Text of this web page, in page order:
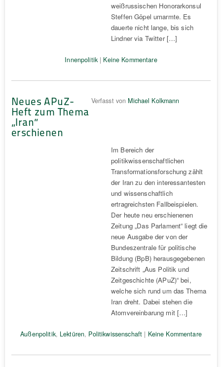
weißrussischen Honorarkonsul
Steffen Göpel umarmte. Es
dauerte nicht lange, bis sich
Lindner via Twitter […]
Innenpolitik| Keine Kommentare
Neues APuZ-
Heft zum Thema
„Iran“
erschienen
Verfasst von Michael Kolkmann
Im Bereich der
politikwissenschaftlichen
Transformationsforschung zählt
der Iran zu den interessantesten
und wissenschaftlich
ertragreichsten Fallbeispielen.
Der heute neu erschienenen
Zeitung „Das Parlament“ liegt die
neue Ausgabe der von der
Bundeszentrale für politische
Bildung (BpB) herausgegebenen
Zeitschrift „Aus Politik und
Zeitgeschichte (APuZ)“ bei,
welche sich rund um das Thema
Iran dreht. Dabei stehen die
Atomvereinbarung mit […]
Außenpolitik, Lektüren, Politikwissenschaft | Keine Kommentare